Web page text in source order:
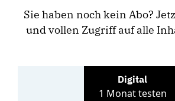
Sie haben noch kein Abo?
und vollen Zugriff auf alle
Digital
1 Monat testen